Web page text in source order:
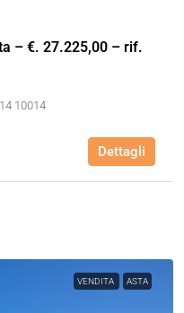
– €. 27.225,00 – rif.
10014
Dettagli
VENDITA ASTA